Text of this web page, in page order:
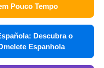
Pouco Tempo
Descubra o
Espanhola